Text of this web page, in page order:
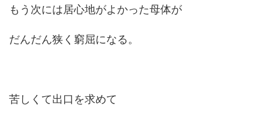
もう次には居心地がよかった母体が
だんだん狭く窮屈になる。
苦しくて出口を求めて